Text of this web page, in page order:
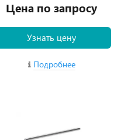
Цена по запросу
Узнать цену
Подробнее